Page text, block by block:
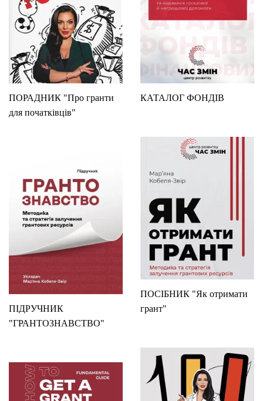
ПОРАДНИК "Про гранти
для початківців"
КАТАЛОГ ФОНДІВ
ПОСІБНИК "Як отримати
грант"
ПІДРУЧНИК
"ГРАНТОЗНАВСТВО"